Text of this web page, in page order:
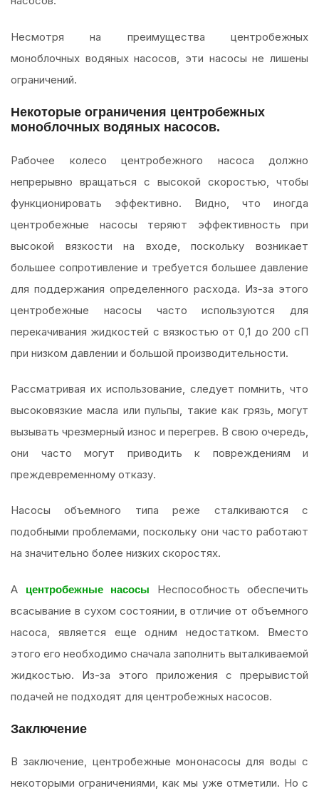
Несмотря на преимущества центробежных
моноблочных водяных насосов, эти насосы не лишены
ограничений.
Некоторые ограничения центробежных
моноблочных водяных насосов.
Рабочее колесо центробежного насоса должно
непрерывно вращаться с высокой скоростью, чтобы
функционировать эффективно. Видно, что иногда
центробежные насосы теряют эффективность при
высокой вязкости на входе, поскольку возникает
большее сопротивление и требуется большее давление
для поддержания определенного расхода. Из-за этого
центробежные насосы часто используются для
перекачивания жидкостей с вязкостью от 0,1 до 200 сП
при низком давлении и большой производительности.
Рассматривая их использование, следует помнить, что
высоковязкие масла или пульпы, такие как грязь, могут
вызывать чрезмерный износ и перегрев. В свою очередь,
они часто могут приводить к повреждениям и
преждевременному отказу.
Насосы объемного типа реже сталкиваются с
подобными проблемами, поскольку они часто работают
на значительно более низких скоростях.
А центробежные насосы
Неспособность обеспечить
всасывание в сухом состоянии, в отличие от объемного
насоса, является еще одним недостатком. Вместо
этого его необходимо сначала заполнить выталкиваемой
жидкостью. Из-за этого приложения с прерывистой
подачей не подходят для центробежных насосов.
Заключение
В заключение, центробежные мононасосы для воды с
некоторыми ограничениями, как мы уже отметили. Но с